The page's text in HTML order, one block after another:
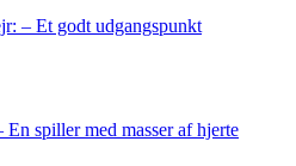
– Et godt udgangspunkt
spiller med masser af hjerte